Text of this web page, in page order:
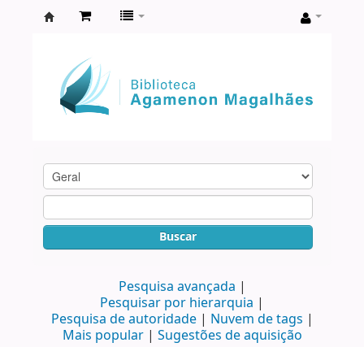
Agamenon
Magalhães
Buscar
Pesquisa avançada
Pesquisar por hierarquia
Pesquisa de autoridade
Nuvem de tags
Mais popular
Sugestões de aquisição